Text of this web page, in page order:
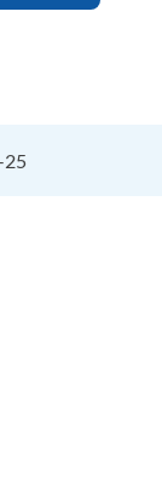
25